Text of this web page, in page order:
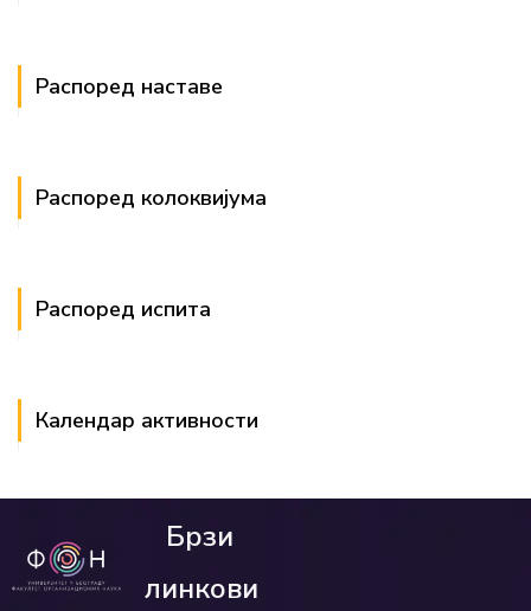
Распоред наставе
Распоред колоквијума
Распоред испита
Календар активности
Брзи
линкови